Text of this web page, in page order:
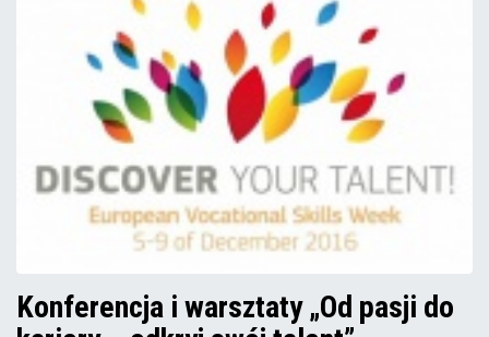
Konferencja i warsztaty „Od pasji do